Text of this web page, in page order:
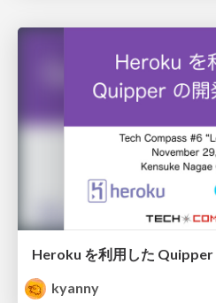
Heroku を利用した Quipper
kyanny